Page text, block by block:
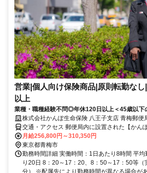
営業|個人向け保険商品|原則転勤な
以上
業種・職種経験不問◎年休120日以上＜45歳以下
株式会社かんぽ生命保険 八王子支店 青梅郵便
交通・アクセス 郵便局内に設置された【かん
務となります
月給256,800円～310,350円
東京都青梅市
勤務時間詳細 実働時間：1日あたり8時間 平
り20日 8：20～17：20、8：50～17：50等（
分） ※配属先により勤務時間が異なる場合が